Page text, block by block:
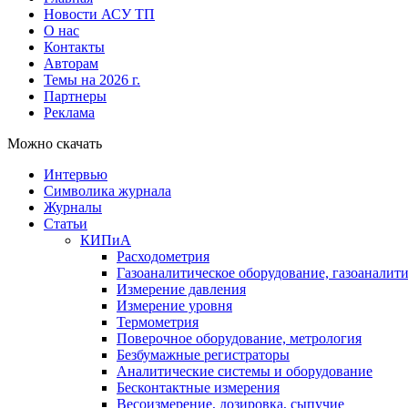
Новости АСУ ТП
О нас
Контакты
Авторам
Темы на 2026 г.
Партнеры
Реклама
Можно скачать
Интервью
Символика журнала
Журналы
Статьи
КИПиА
Расходометрия
Газоаналитическое оборудование,
Измерение давления
Измерение уровня
Термометрия
Поверочное оборудование, метрология
Безбумажные регистраторы
Аналитические системы и оборудование
Бесконтактные измерения
Весоизмерение, дозировка, сыпучие